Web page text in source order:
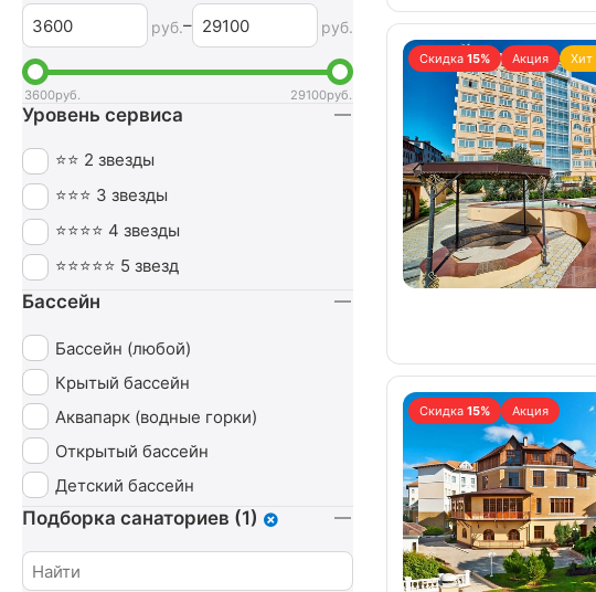
Скидка 15% Акция Хит
Скидка 15% Акция
Нервная система
Обмен веществ
Оздоровительный
Опорно-двигательный аппарат
Ортопедия
СПА (SPA)
Урология
Чекап
Эндокринная система
руб.– руб.
3600руб. 29100руб.
Уровень сервиса
⭐⭐ 2 звезды
⭐⭐⭐ 3 звезды
⭐⭐⭐⭐ 4 звезды
⭐⭐⭐⭐⭐ 5 звезд
Бассейн
Бассейн (любой)
Крытый бассейн
Аквапарк (водные горки)
Открытый бассейн
Детский бассейн
Подборка санаториев (1)